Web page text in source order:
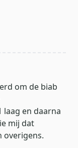
om de biab
en daarna
mij dat
overigens.